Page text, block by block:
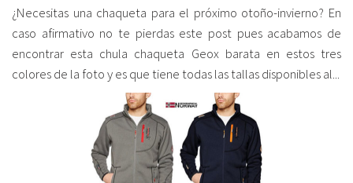
¿Necesitas una chaqueta para el próximo otoño-invierno? En
caso afirmativo no te pierdas este post pues acabamos de
encontrar esta chula chaqueta Geox barata en estos tres
colores de la foto y es que tiene todas las tallas disponibles al...